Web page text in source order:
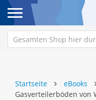
Startseite
eBooks
Gasverteilerböden von